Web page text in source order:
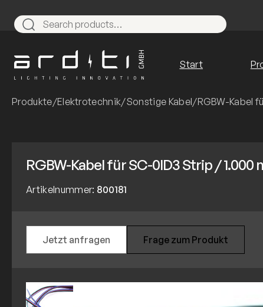
Inhalt
springen
Search
Start
Produkte/Elektrotechnik/Sonstige Kabel/RGBW-Kabel
RGBW-Kabel für SC-0ID3 Strip / 1.000
Artikelnummer: 800181
Jetzt anfragen Frage zum Produkt